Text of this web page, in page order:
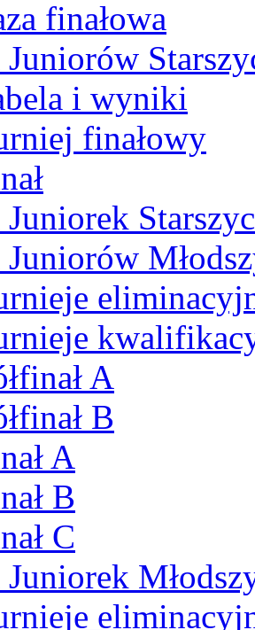
finałowa
i wyniki
finałowy
A
B
A
B
C